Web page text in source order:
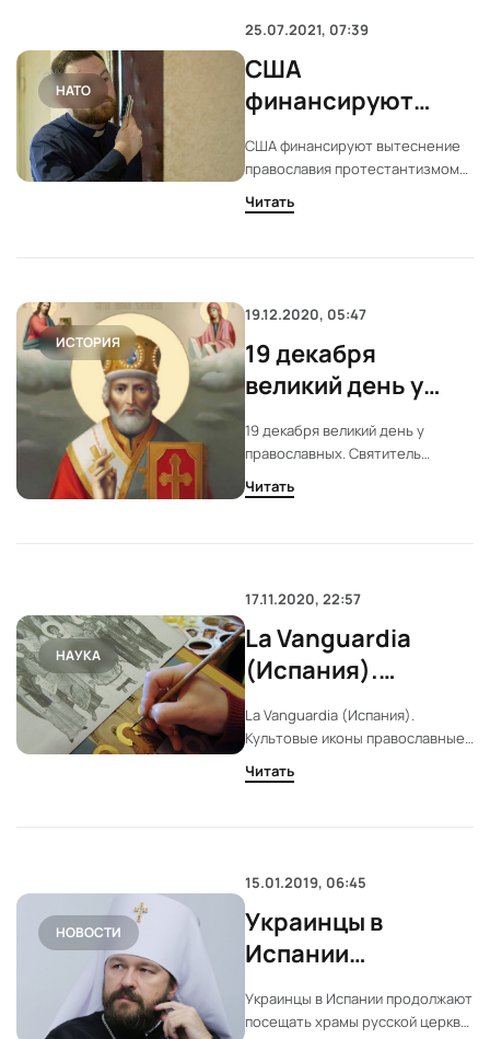
НАТО
25.07.2021, 07:39
США
финансируют
вытеснение
православия
протестантизмом
США финансируют вытеснение
православия протестантизмом
на Донбассе
Читать
ИСТОРИЯ
19.12.2020, 05:47
19 декабря
великий день у
православных.
Святитель
Николай
19 декабря великий день у
православных. Святитель
Николай Чудотворец
Читать
НАУКА
17.11.2020, 22:57
La Vanguardia
(Испания).
Культовые иконы
православные
вешают в
La Vanguardia (Испания).
Культовые иконы православные
вешают в гостиных
Читать
НОВОСТИ
15.01.2019, 06:45
Украинцы в
Испании
продолжают
посещать храмы
Украинцы в Испании продолжают
посещать храмы русской церкви